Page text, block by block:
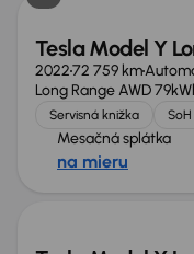
Tesla Model Y
202272 759 km
Long Range AWD
Servisná knižka SoH
Mesačná splátka
na mieru
Nové v ponuke